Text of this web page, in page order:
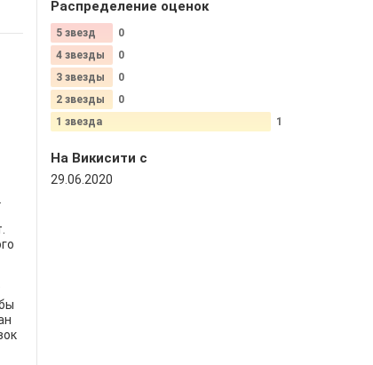
Распределение оценок
5 звезд
0
4 звезды
0
3 звезды
0
2 звезды
0
1 звезда
1
На Викисити c
29.06.2020